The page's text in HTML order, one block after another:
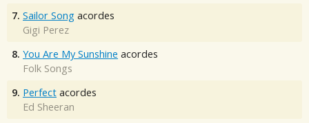
7. Sailor Song acordes
Gigi Perez
8. You Are My Sunshine acordes
Folk Songs
9. Perfect acordes
Ed Sheeran